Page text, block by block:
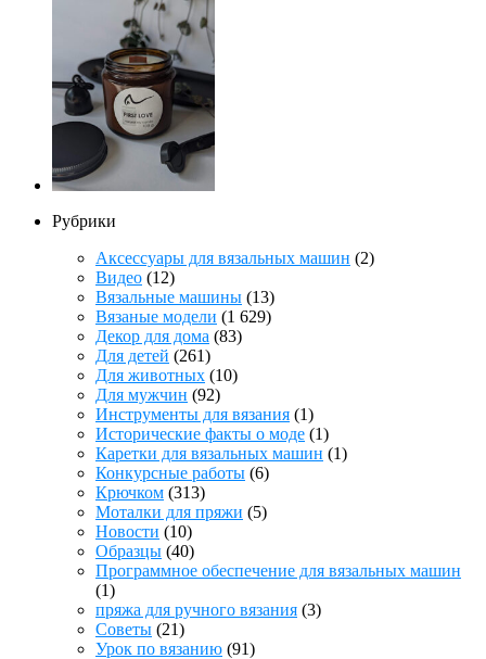
Рубрики
Аксессуары для вязальных машин (2)
Видео (12)
Вязальные машины (13)
Вязаные модели (1 629)
Декор для дома (83)
Для детей (261)
Для животных (10)
Для мужчин (92)
Инструменты для вязания (1)
Исторические факты о моде (1)
Каретки для вязальных машин (1)
Конкурсные работы (6)
Крючком (313)
Моталки для пряжи (5)
Новости (10)
Образцы (40)
Программное обеспечение для вязальных машин
(1)
пряжа для ручного вязания (3)
Советы (21)
Урок по вязанию (91)